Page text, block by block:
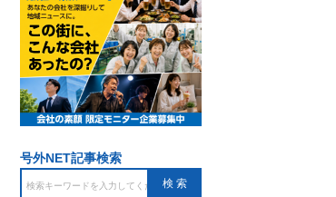
号外NET記事検索